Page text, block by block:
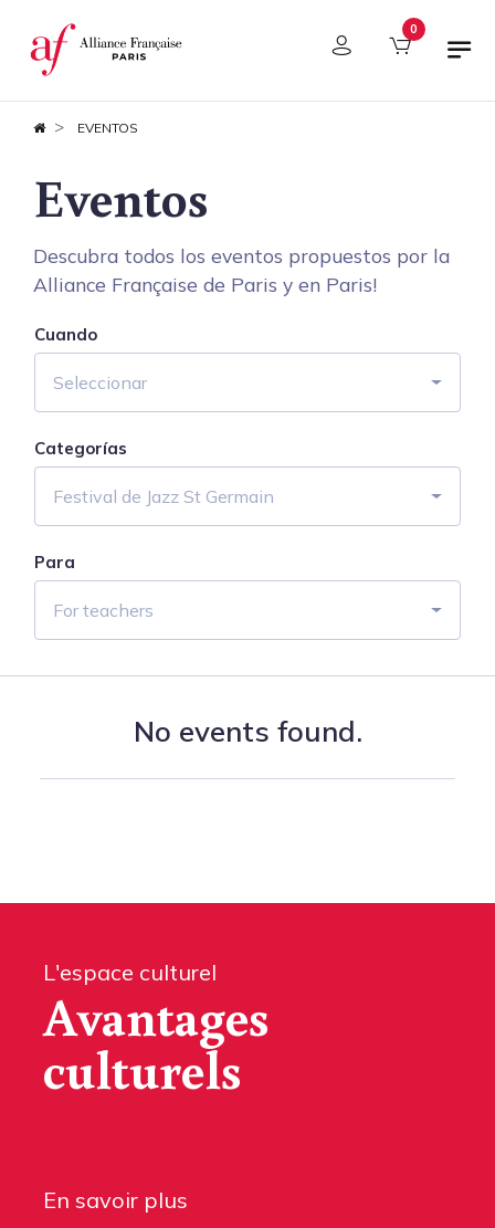
Panel de gestión de cookies 0
EVENTOS
Eventos
Descubra todos los eventos propuestos por la
Alliance Française de Paris y en Paris!
Cuando
Seleccionar
Categorías
Festival de Jazz St Germain
Para
For teachers
No events found.
L'espace culturel
Avantages
culturels
En savoir plus